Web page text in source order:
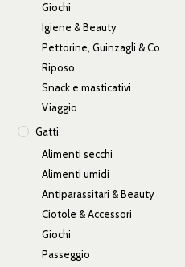
Giochi
Igiene & Beauty
Pettorine, Guinzagli & Co
Riposo
Snack e masticativi
Viaggio
Gatti
Alimenti secchi
Alimenti umidi
Antiparassitari & Beauty
Ciotole & Accessori
Giochi
Passeggio